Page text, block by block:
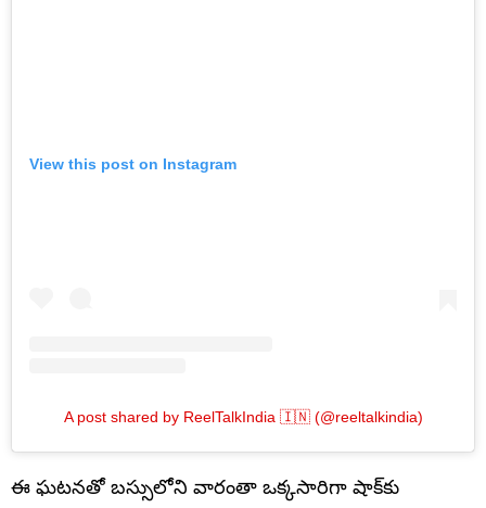
View this post on Instagram
A post shared by ReelTalkIndia 🇮🇳 (@reeltalkindia)
ఈ ఘటనతో బస్సులోని వారంతా ఒక్కసారిగా షాక్‌కు